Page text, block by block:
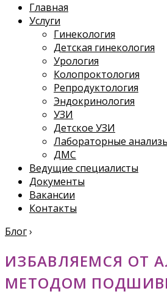
Главная
Услуги
Гинекология
Детская гинекология
Урология
Колопроктология
Репродуктология
Эндокринология
УЗИ
Детское УЗИ
Лабораторные
ДМС
Ведущие специалисты
Документы
Вакансии
Контакты
Блог›
ИЗБАВЛЯЕМСЯ ОТ
МЕТОДОМ